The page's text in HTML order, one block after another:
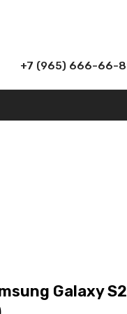
666-66-89
Поиск
Galaxy